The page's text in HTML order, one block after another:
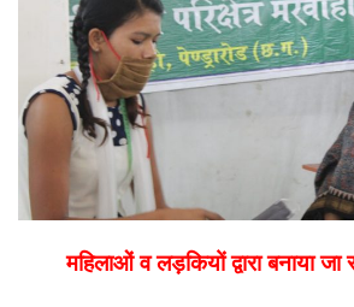
महिलाओं व लड़कियों द्वारा बनाया